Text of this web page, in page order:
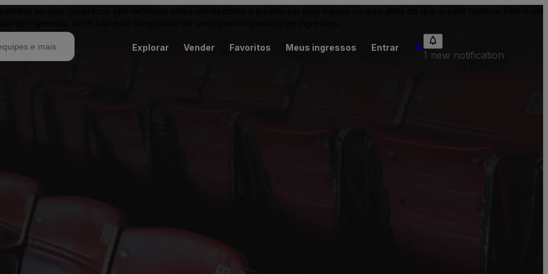
Explorar Vender Favoritos Meus ingressos Entrar
1 new notification